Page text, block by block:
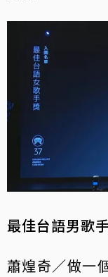
最佳台語男歌
蕭煌奇／做一